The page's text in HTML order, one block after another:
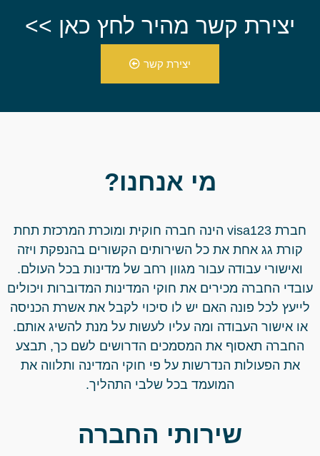
יצירת קשר מהיר לחץ כאן >>
יצירת קשר
מי אנחנו?
חברת visa123 הינה חברה חוקית ומוכרת המרכזת תחת
קורת גג אחת את כל השירותים הקשורים בהנפקת ויזה
ואישורי עבודה עבור מגוון רחב של מדינות בכל העולם.
עובדי החברה מכירים את חוקי המדינות המדוברות ויכולים
לייעץ לכל פונה האם יש לו סיכוי לקבל את אשרת הכניסה
או אישור העבודה ומה עליו לעשות על מנת להשיג אותם.
החברה תאסוף את המסמכים הדרושים לשם כך, תבצע
את הפעולות הנדרשות על פי חוקי המדינה ותלווה את
המועמד בכל שלבי התהליך.
שירותי החברה